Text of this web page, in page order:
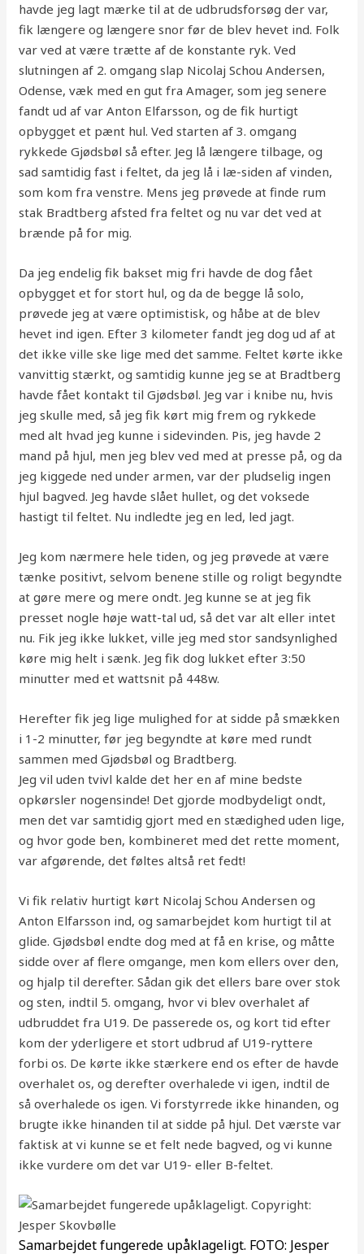
havde jeg lagt mærke til at de udbrudsforsøg der var,
fik længere og længere snor før de blev hevet ind. Folk
var ved at være trætte af de konstante ryk. Ved
slutningen af 2. omgang slap Nicolaj Schou Andersen,
Odense, væk med en gut fra Amager, som jeg senere
fandt ud af var Anton Elfarsson, og de fik hurtigt
opbygget et pænt hul. Ved starten af 3. omgang
rykkede Gjødsbøl så efter. Jeg lå længere tilbage, og
sad samtidig fast i feltet, da jeg lå i læ-siden af vinden,
som kom fra venstre. Mens jeg prøvede at finde rum
stak Bradtberg afsted fra feltet og nu var det ved at
brænde på for mig.
Da jeg endelig fik bakset mig fri havde de dog fået
opbygget et for stort hul, og da de begge lå solo,
prøvede jeg at være optimistisk, og håbe at de blev
hevet ind igen. Efter 3 kilometer fandt jeg dog ud af at
det ikke ville ske lige med det samme. Feltet kørte ikke
vanvittig stærkt, og samtidig kunne jeg se at Bradtberg
havde fået kontakt til Gjødsbøl. Jeg var i knibe nu, hvis
jeg skulle med, så jeg fik kørt mig frem og rykkede
med alt hvad jeg kunne i sidevinden. Pis, jeg havde 2
mand på hjul, men jeg blev ved med at presse på, og da
jeg kiggede ned under armen, var der pludselig ingen
hjul bagved. Jeg havde slået hullet, og det voksede
hastigt til feltet. Nu indledte jeg en led, led jagt.
Jeg kom nærmere hele tiden, og jeg prøvede at være
tænke positivt, selvom benene stille og roligt begyndte
at gøre mere og mere ondt. Jeg kunne se at jeg fik
presset nogle høje watt-tal ud, så det var alt eller intet
nu. Fik jeg ikke lukket, ville jeg med stor sandsynlighed
køre mig helt i sænk. Jeg fik dog lukket efter 3:50
minutter med et wattsnit på 448w.
Herefter fik jeg lige mulighed for at sidde på smækken
i 1-2 minutter, før jeg begyndte at køre med rundt
sammen med Gjødsbøl og Bradtberg.
Jeg vil uden tvivl kalde det her en af mine bedste
opkørsler nogensinde! Det gjorde modbydeligt ondt,
men det var samtidig gjort med en stædighed uden lige,
og hvor gode ben, kombineret med det rette moment,
var afgørende, det føltes altså ret fedt!
Vi fik relativ hurtigt kørt Nicolaj Schou Andersen og
Anton Elfarsson ind, og samarbejdet kom hurtigt til at
glide. Gjødsbøl endte dog med at få en krise, og måtte
sidde over af flere omgange, men kom ellers over den,
og hjalp til derefter. Sådan gik det ellers bare over stok
og sten, indtil 5. omgang, hvor vi blev overhalet af
udbruddet fra U19. De passerede os, og kort tid efter
kom der yderligere et stort udbrud af U19-ryttere
forbi os. De kørte ikke stærkere end os efter de havde
overhalet os, og derefter overhalede vi igen, indtil de
så overhalede os igen. Vi forstyrrede ikke hinanden, og
brugte ikke hinanden til at sidde på hjul. Det værste var
faktisk at vi kunne se et felt nede bagved, og vi kunne
ikke vurdere om det var U19- eller B-feltet.
Samarbejdet fungerede upåklageligt. FOTO: Jesper